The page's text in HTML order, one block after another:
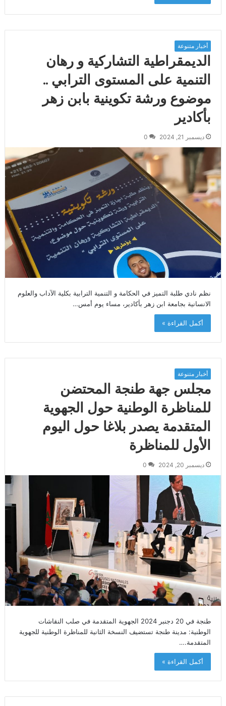
أخبار متنوعة
الديمقراطية التشاركية و رهان
التنمية على المستوى الترابي ..
موضوع ورشة تكوينية بابن زهر
بأكادير
ديسمبر 21, 2024 0
نظم نادي طلبة التميز في الحكامة و التنمية الترابية بكلية الآداب والعلوم
الانسانية بجامعة ابن زهر بأكادير، مساء يوم أمس…
أكمل القراءة »
أخبار متنوعة
مجلس جهة طنجة المحتضن
للمناظرة الوطنية حول الجهوية
المتقدمة يصدر بلاغا حول اليوم
الأول للمناظرة
ديسمبر 20, 2024 0
طنجة في 20 دجنبر 2024 الجهوية المتقدمة في صلب النقاشات
الوطنية: مدينة طنجة تستضيف النسخة الثانية للمناظرة الوطنية للجهوية
المتقدمة.…
أكمل القراءة »